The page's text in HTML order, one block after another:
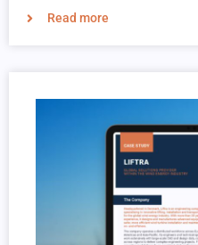
Read more